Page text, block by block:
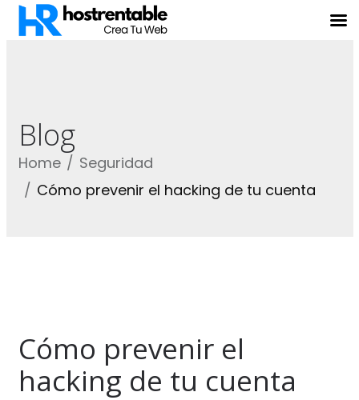
Blog
Home
Seguridad
Cómo prevenir el hacking de tu cuenta
Cómo prevenir el
hacking de tu cuenta